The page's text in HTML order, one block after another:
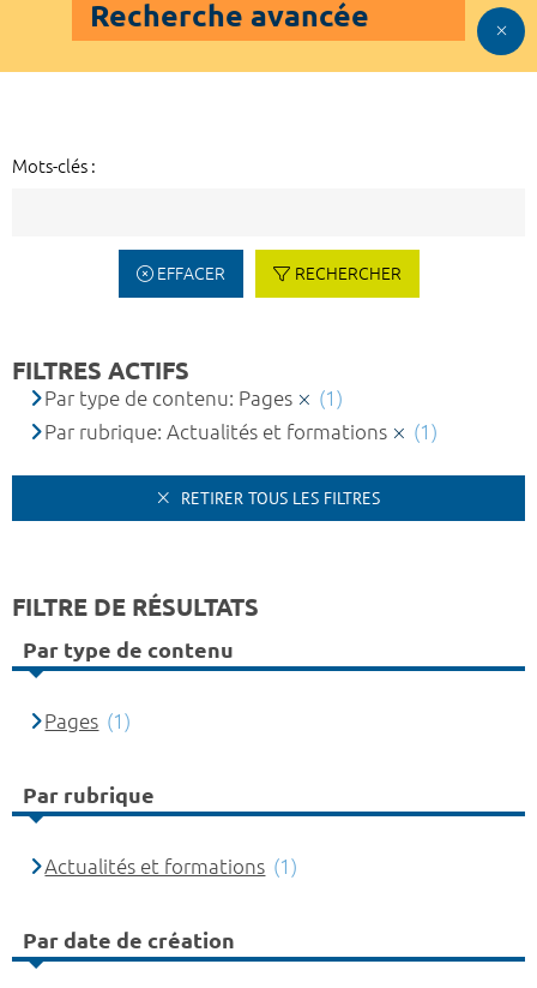
Recherche avancée
Mots-clés :
EFFACER RECHERCHER
FILTRES ACTIFS
Par type de contenu: Pages
(1)
Par rubrique: Actualités et formations
(1)
RETIRER TOUS LES FILTRES
FILTRE DE RÉSULTATS
Par type de contenu
Pages (1)
Par rubrique
Actualités et formations (1)
Par date de création